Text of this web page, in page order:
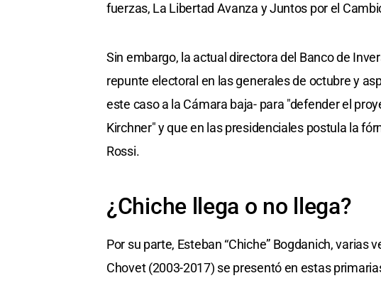
fuerzas, La Libertad Avanza y Juntos por el
Sin embargo, la actual directora del Banco de
repunte electoral en las generales de octubre y
este caso a la Cámara baja- para "defender el
Kirchner" y que en las presidenciales postula la
Rossi.
¿Chiche llega o no llega?
Por su parte, Esteban “Chiche” Bogdanich,
Chovet (2003-2017) se presentó en estas